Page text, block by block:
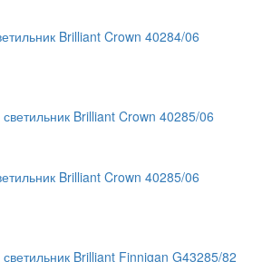
Brilliant Crown 40284/06
Brilliant Crown 40285/06